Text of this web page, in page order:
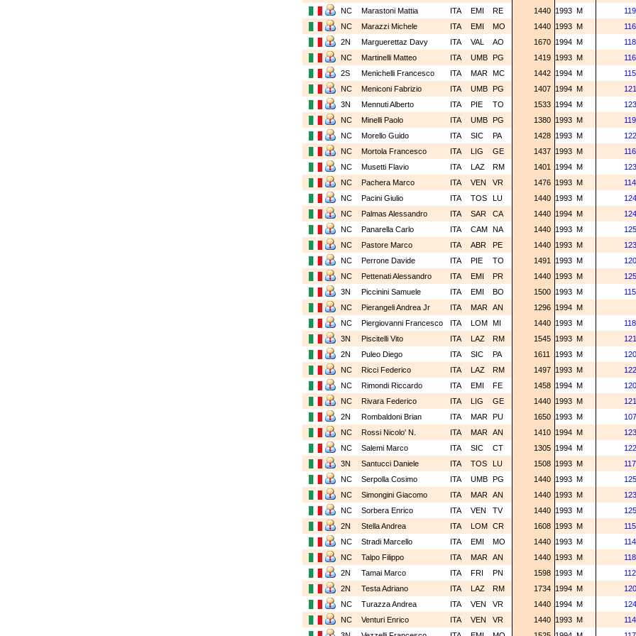
NC Marastoni Mattia ITA EMI RE 1440 1993 M
NC
Marazzi Michele ITA EMI MO 1440 1993 M
2N
Marguerettaz Davy ITA VAL AO 1670 1994 M
NC
Martinelli Matteo ITA UMB PG 1419 1993 M
2S
Menichelli Francesco ITA MAR MC 1442 1994 M
NC
Meniconi Fabrizio ITA UMB PG 1407 1994 M
3N
Mennuti Alberto ITA PIE TO 1533 1994 M
NC
Minelli Paolo ITA UMB PG 1380 1993 M
NC
Morello Guido ITA SIC PA 1428 1993 M
NC
Mortola Francesco ITA LIG GE 1437 1993 M
NC
Musetti Flavio ITA LAZ RM 1401 1994 M
NC
Pachera Marco ITA VEN VR 1476 1993 M
NC
Pacini Giulio ITA TOS LU 1440 1993 M
NC
Palmas Alessandro ITA SAR CA 1440 1994 M
NC
Panarella Carlo ITA CAM NA 1440 1993 M
NC
Pastore Marco ITA ABR PE 1440 1993 M
NC
Perrone Davide ITA PIE TO 1491 1993 M
NC
Pettenati Alessandro ITA EMI PR 1440 1993 M
3N
Piccinini Samuele ITA EMI BO 1500 1993 M
NC
Pierangeli Andrea Jr ITA MAR AN 1296 1994 M
NC
Piergiovanni Francesco ITA LOM MI 1440 1993 M
3N
Piscitelli Vito ITA LAZ RM 1545 1993 M
2N
Puleo Diego ITA SIC PA 1611 1993 M
NC
Ricci Federico ITA LAZ RM 1497 1993 M
NC
Rimondi Riccardo ITA EMI FE 1458 1994 M
NC
Rivara Federico ITA LIG GE 1440 1993 M
2N
Rombaldoni Brian ITA MAR PU 1650 1993 M
NC
Rossi Nicolo' N. ITA MAR AN 1410 1994 M
NC
Salemi Marco ITA SIC CT 1305 1994 M
3N
Santucci Daniele ITA TOS LU 1508 1993 M
NC
Serpolla Cosimo ITA UMB PG 1440 1993 M
NC
Simongini Giacomo ITA MAR AN 1440 1993 M
NC
Sorbera Enrico ITA VEN TV 1440 1993 M
2N
Stella Andrea ITA LOM CR 1608 1993 M
NC
Stradi Marcello ITA EMI MO 1440 1993 M
NC
Talpo Filippo ITA MAR AN 1440 1993 M
2N
Tamai Marco ITA FRI PN 1598 1993 M
2N
Testa Adriano ITA LAZ RM 1734 1994 M
NC
Turazza Andrea ITA VEN VR 1440 1994 M
NC
Venturi Enrico ITA VEN VR 1440 1993 M